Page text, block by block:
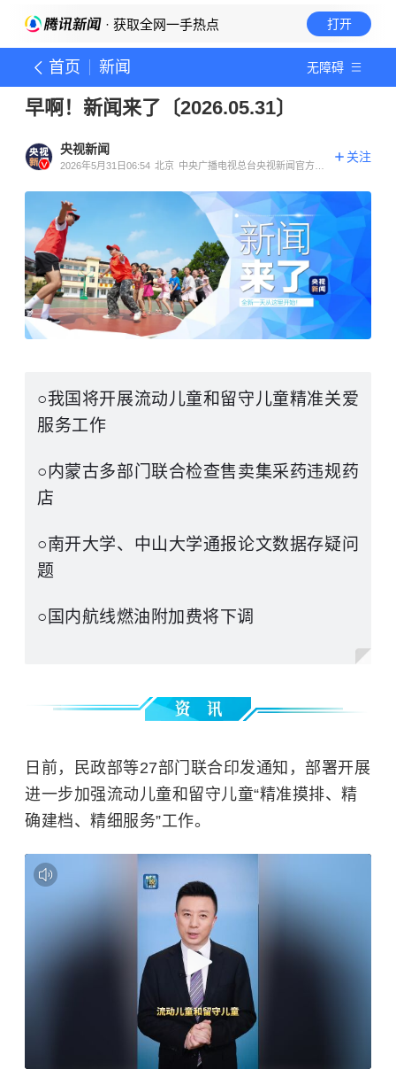
· 获取全网一手热点 打开
首页 新闻 无障碍
早啊！新闻来了〔2026.05.31〕
央视新闻
2026年5月31日06:54 北京 中央广播电视总台央视新闻官方账
关注
○我国将开展流动儿童和留守儿童精准关爱
服务工作
○内蒙古多部门联合检查售卖集采药违规药
店
○南开大学、中山大学通报论文数据存疑问
题
○国内航线燃油附加费将下调
日前，民政部等27部门联合印发通知，部署开展
进一步加强流动儿童和留守儿童“精准摸排、精
确建档、精细服务”工作。